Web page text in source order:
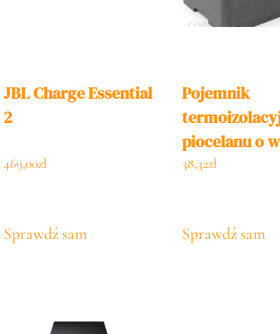
JBL Charge Essential
2
469,00zł
Sprawdź sam
Pojemnik
piocelanu o
400x300x173
38,32zł
Sprawdź sam